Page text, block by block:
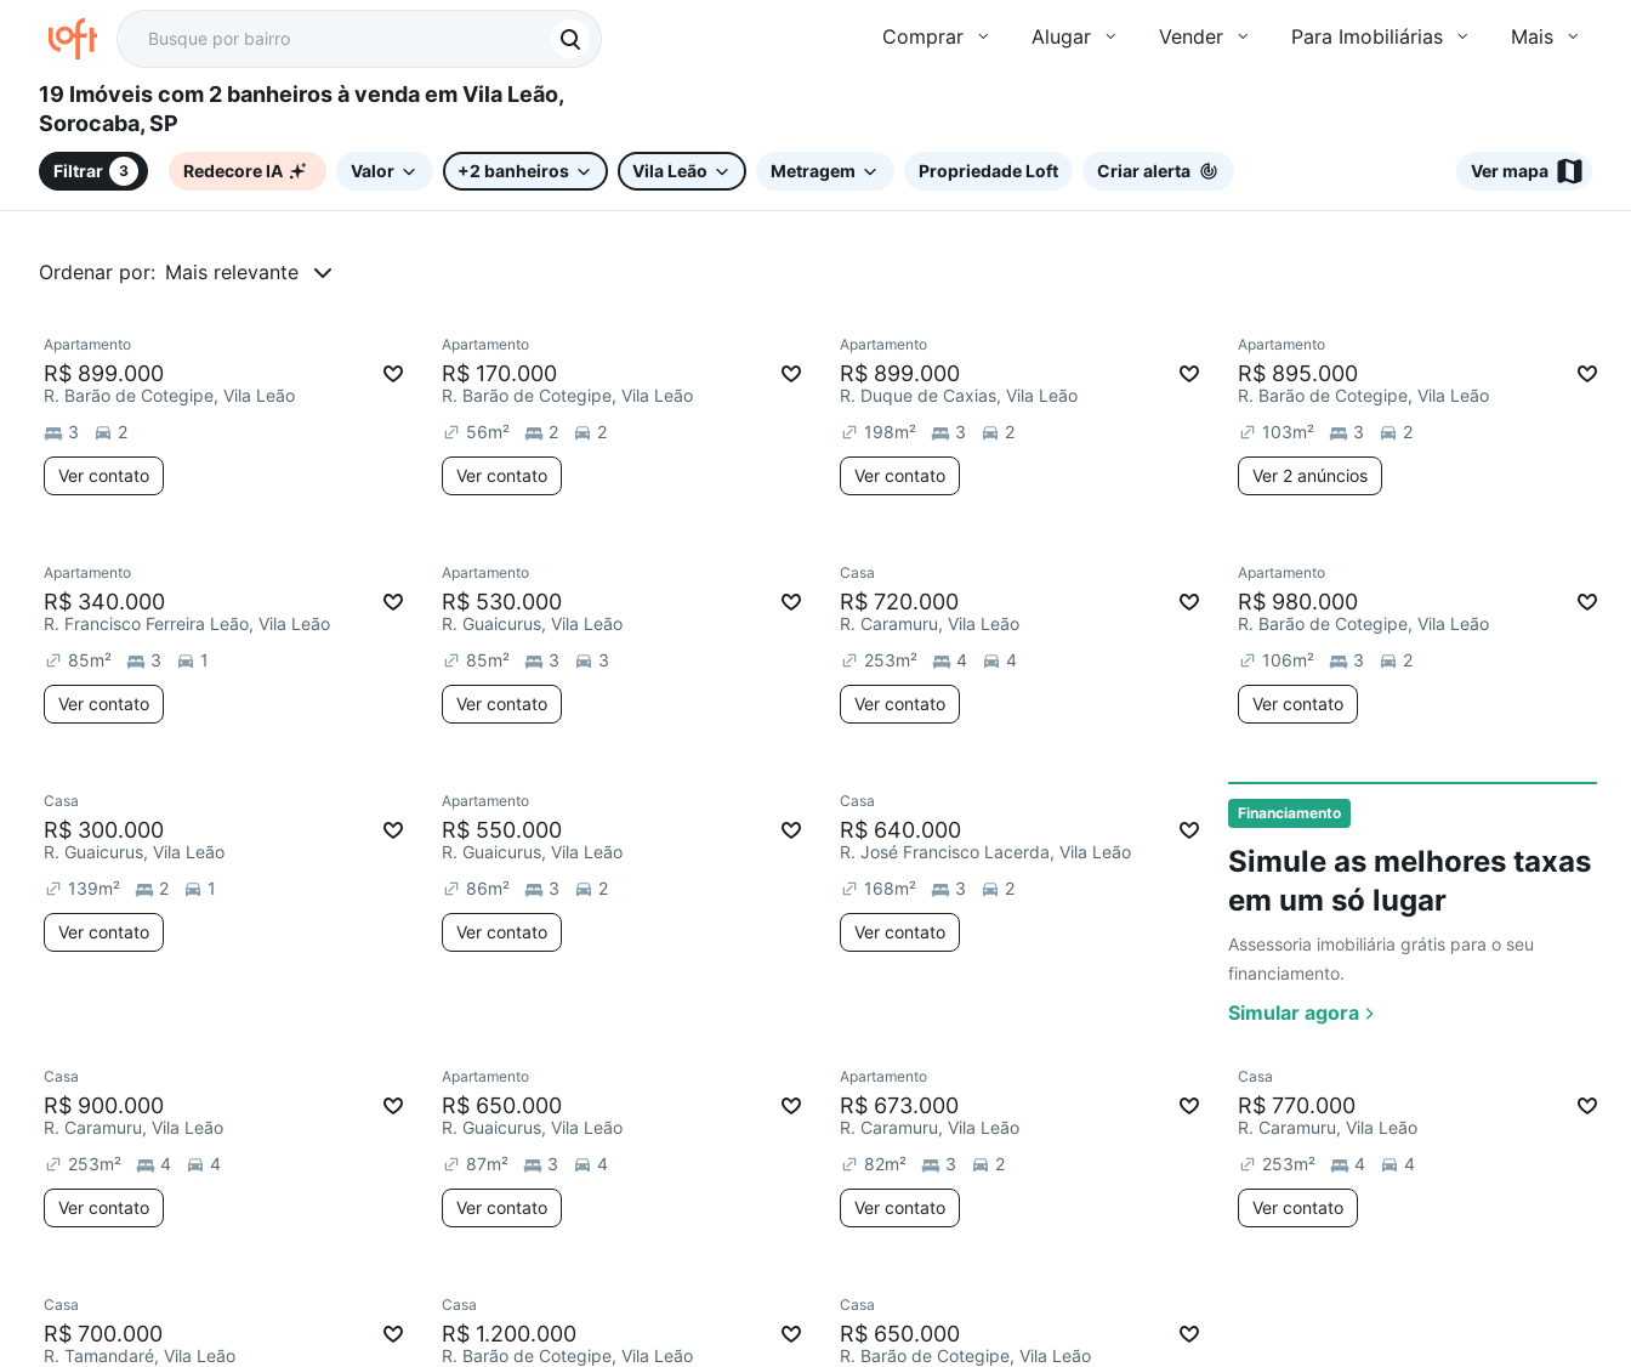
Comprar Alugar Vender Para Imobiliárias Mais
19 Imóveis com 2 banheiros à venda em Vila Leão,
Sorocaba, SP
Filtrar 3 Redecore IA Valor +2 banheiros Vila Leão Metragem Propriedade Loft Criar alerta Ver mapa
Ordenar por: Mais relevante
Financiamento
Simule as melhores taxas
em um só lugar
Assessoria imobiliária grátis para o seu
financiamento.
Simular agora
Redecorar
Apartamento
R$ 899.000
R. Barão de Cotegipe, Vila Leão
3
2
Ver contato
Redecorar
Apartamento
R$ 170.000
R. Barão de Cotegipe, Vila Leão
56m² 2 2
Ver contato
Apartamento
R$ 899.000
R. Duque de Caxias, Vila Leão
198m² 3 2
Ver contato
Redecorar
Apartamento
R$ 895.000
R. Barão de Cotegipe, Vila Leão
103m² 3 2
Ver 2 anúncios
Apartamento
R$ 340.000
R. Francisco Ferreira Leão, Vila Leão
85m² 3 1
Ver contato
Redecorar
Apartamento
R$ 530.000
R. Guaicurus, Vila Leão
85m² 3 3
Ver contato
Casa
R$ 720.000
R. Caramuru, Vila Leão
253m² 4 4
Ver contato
Apartamento
R$ 980.000
R. Barão de Cotegipe, Vila Leão
106m² 3 2
Ver contato
Ver
Casa
R$ 300.000
R. Guaicurus, Vila Leão
139m² 2 1
Ver contato
Redecorar
Apartamento
R$ 550.000
R. Guaicurus, Vila Leão
86m² 3 2
Ver contato
Chegou há 1 dia
Casa
R$ 640.000
R. José Francisco Lacerda, Vila Leão
168m² 3 2
Ver contato
Casa
R$ 900.000
R. Caramuru, Vila Leão
253m² 4 4
Ver contato
Apartamento
R$ 650.000
R. Guaicurus, Vila Leão
87m² 3 4
Ver contato
Apartamento
R$ 673.000
R. Caramuru, Vila Leão
82m² 3 2
Ver contato
Casa
R$ 770.000
R. Caramuru, Vila Leão
253m² 4 4
Ver contato
Casa
R$ 700.000
R. Tamandaré, Vila Leão
Casa
R$ 1.200.000
R. Barão de Cotegipe, Vila Leão
Casa
R$ 650.000
R. Barão de Cotegipe, Vila Leão